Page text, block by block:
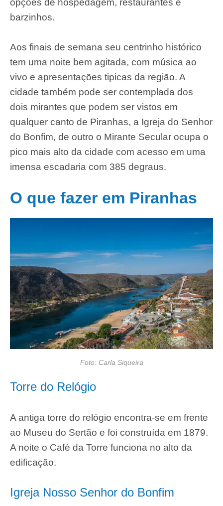
opções de hospedagem, restaurantes e
barzinhos.
Aos finais de semana seu centrinho histórico
tem uma noite bem agitada, com música ao
vivo e apresentações tipicas da região. A
cidade também pode ser contemplada dos
dois mirantes que podem ser vistos em
qualquer canto de Piranhas, a Igreja do Senhor
do Bonfim, de outro o Mirante Secular ocupa o
pico mais alto da cidade com acesso em uma
imensa escadaria com 385 degraus.
O que fazer em Piranhas
Foto: Carla Siqueira
Torre do Relógio
A antiga torre do relógio encontra-se em frente
ao Museu do Sertão e foi construída em 1879.
A noite o Café da Torre funciona no alto da
edificação.
Igreja Nosso Senhor do Bonfim